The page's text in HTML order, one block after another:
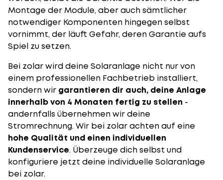
Montage der Module, aber auch sämtlicher
notwendiger Komponenten hingegen selbst
vornimmt, der läuft Gefahr, deren Garantie aufs
Spiel zu setzen.
Bei zolar wird deine Solaranlage nicht nur von
einem professionellen Fachbetrieb installiert,
sondern wir garantieren dir auch, deine Anlage
innerhalb von 4 Monaten fertig zu stellen -
andernfalls übernehmen wir deine
Stromrechnung. Wir bei zolar achten auf eine
hohe Qualität und einen individuellen
Kundenservice. Überzeuge dich selbst und
konfiguriere jetzt deine individuelle Solaranlage
bei zolar.